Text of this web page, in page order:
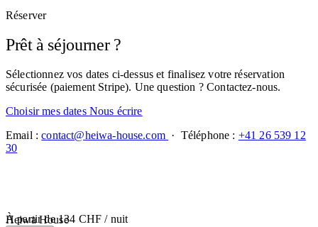
Réserver
Prêt à séjourner ?
Sélectionnez vos dates ci-dessus et finalisez votre réservation
sécurisée (paiement Stripe). Une question ? Contactez-nous.
Choisir mes dates Nous écrire
Email :contact@heiwa-house.com · Téléphone : +41 26 539 12
30
À partir de 134 CHF / nuit
Heiwa House